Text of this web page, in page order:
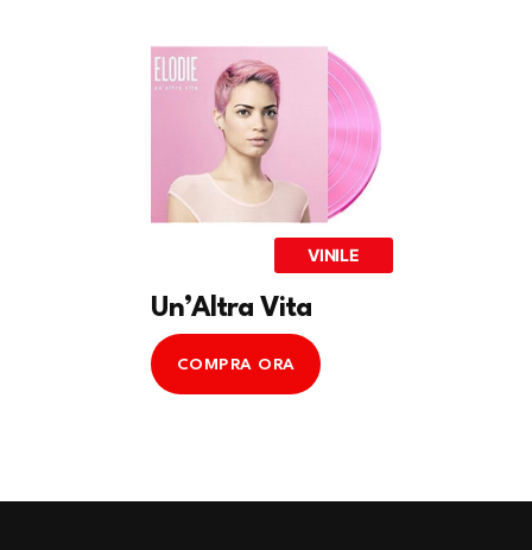
VINILE
Un’Altra Vita
COMPRA ORA